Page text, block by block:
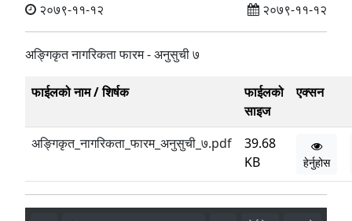
२०७९-११-१२ २०७९-११-१२
अङ्गिकृत नागरिकता फारम - अनुसुची ७
फाईलको नाम / शिर्षक
फाईलको
साइज
एक्सन
अङ्गिकृत_नागरिकता_फारम_अनुसुची_७.pdf
39.68
KB
हेर्नुहोस